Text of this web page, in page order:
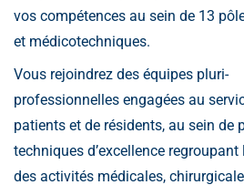
vos compétences au sein de 13
et médicotechniques.
Vous rejoindrez des équipes pluri-
professionnelles engagées au
patients et de résidents, au sein de
techniques d’excellence regroupant
des activités médicales,